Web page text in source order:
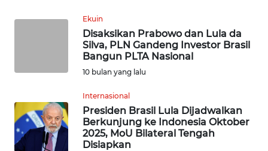
Ekuin
Disaksikan Prabowo dan Lula da
Silva, PLN Gandeng Investor Brasil
Bangun PLTA Nasional
10 bulan yang lalu
Internasional
Presiden Brasil Lula Dijadwalkan
Berkunjung ke Indonesia Oktober
2025, MoU Bilateral Tengah
Disiapkan
WN
WN
NTT